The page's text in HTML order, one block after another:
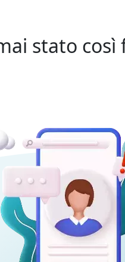
stato così